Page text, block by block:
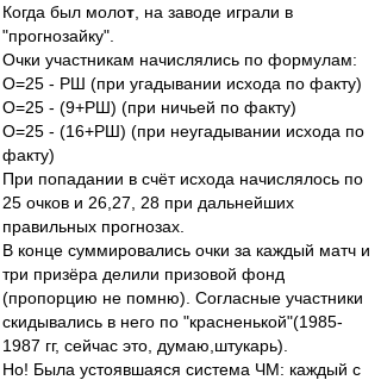
Когда был молот , на заводе играли в
"прогнозайку".
Очки участникам начислялись по формулам:
О=25 - РШ (при угадывании исхода по факту)
О=25 - (9+РШ) (при ничьей по факту)
О=25 - (16+РШ) (при неугадывании исхода по
факту)
При попадании в счёт исхода начислялось по
25 очков и 26,27, 28 при дальнейших
правильных прогнозах.
В конце суммировались очки за каждый матч и
три призёра делили призовой фонд
(пропорцию не помню). Согласные участники
скидывались в него по "красненькой"(1985-
1987 гг, сейчас это, думаю,штукарь).
Но! Была устоявшаяся система ЧМ: каждый с